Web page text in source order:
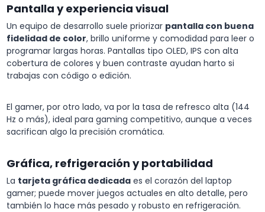
Pantalla y experiencia visual
Un equipo de desarrollo suele priorizar pantalla con buena
fidelidad de color, brillo uniforme y comodidad para leer o
programar largas horas. Pantallas tipo OLED, IPS con alta
cobertura de colores y buen contraste ayudan harto si
trabajas con código o edición.
El gamer, por otro lado, va por la tasa de refresco alta (144
Hz o más), ideal para gaming competitivo, aunque a veces
sacrifican algo la precisión cromática.
Gráfica, refrigeración y portabilidad
La tarjeta gráfica dedicada es el corazón del laptop
gamer; puede mover juegos actuales en alto detalle, pero
también lo hace más pesado y robusto en refrigeración.